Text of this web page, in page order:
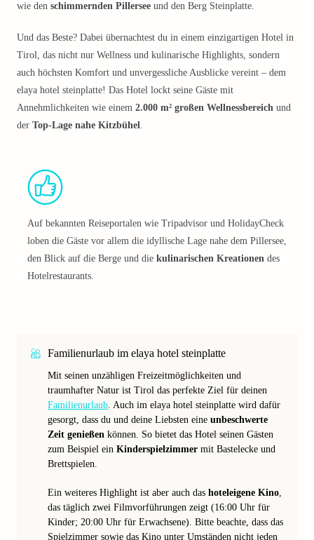
wie den schimmernden Pillersee und den Berg Steinplatte.
Und das Beste? Dabei übernachtest du in einem einzigartigen Hotel in
Tirol, das nicht nur Wellness und kulinarische Highlights, sondern
auch höchsten Komfort und unvergessliche Ausblicke vereint – dem
elaya hotel steinplatte! Das Hotel lockt seine Gäste mit
Annehmlichkeiten wie einem 2.000 m² großen Wellnessbereich und
der Top-Lage nahe Kitzbühel.
Auf bekannten Reiseportalen wie Tripadvisor und HolidayCheck
loben die Gäste vor allem die idyllische Lage nahe dem Pillersee,
den Blick auf die Berge und die kulinarischen Kreationen des
Hotelrestaurants.
Familienurlaub im elaya hotel steinplatte
Mit seinen unzähligen Freizeitmöglichkeiten und
traumhafter Natur ist Tirol das perfekte Ziel für deinen
Familienurlaub. Auch im elaya hotel steinplatte wird dafür
gesorgt, dass du und deine Liebsten eine unbeschwerte
Zeit genießen können. So bietet das Hotel seinen Gästen
zum Beispiel ein Kinderspielzimmer mit Bastelecke und
Brettspielen.
Ein weiteres Highlight ist aber auch das hoteleigene Kino,
das täglich zwei Filmvorführungen zeigt (16:00 Uhr für
Kinder; 20:00 Uhr für Erwachsene). Bitte beachte, dass das
Spielzimmer sowie das Kino unter Umständen nicht jeden